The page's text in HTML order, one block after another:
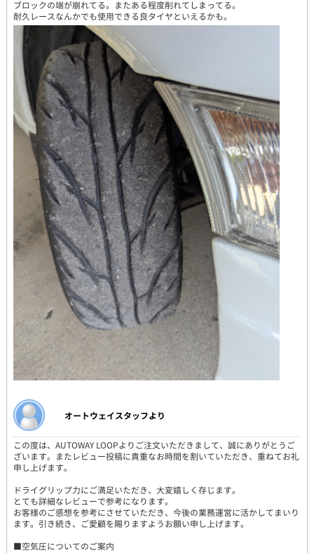
ブロックの端が崩れてる。またある程度削れてしまってる。
耐久レースなんかでも使用できる良タイヤといえるかも。
オートウェイスタッフより
この度は、AUTOWAY LOOPよりご注文いただきまして、誠にありがとうご
ざいます。またレビュー投稿に貴重なお時間を割いていただき、重ねてお礼
申し上げます。
ドライグリップ力にご満足いただき、大変嬉しく存じます。
とても詳細なレビューで参考になります。
お客様のご感想を参考にさせていただき、今後の業務運営に活かしてまいり
ます。引き続き、ご愛顧を賜りますようお願い申し上げます。
■空気圧についてのご案内